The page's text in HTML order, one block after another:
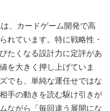
、カードゲーム開発で高
れています。特に戦略性・
たくなる設計力に定評があ
を大きく押し上げていま
でも、単純な運任せではな
手の動きを読む駆け引きが
ながら「毎回違う展開にな